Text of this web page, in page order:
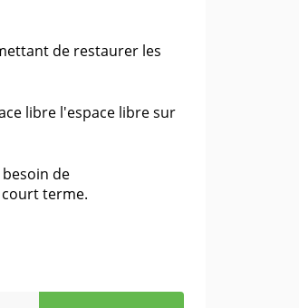
de restaurer les
libre l'espace libre sur
de
terme.